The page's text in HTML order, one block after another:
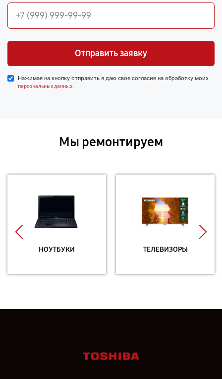
Отправить заявку
Нажимая на кнопку отправить я даю свое согласие на обработку моих
персональных данных.
Мы ремонтируем
НОУТБУКИ ТЕЛЕВИЗОРЫ